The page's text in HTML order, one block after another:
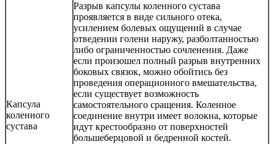
Капсула
коленного
сустава
Разрыв капсулы коленного сустава
проявляется в виде сильного отека,
усилением болевых ощущений в случае
отведении голени наружу, разболтанностью
либо ограниченностью сочленения. Даже
если произошел полный разрыв внутренних
боковых связок, можно обойтись без
проведения операционного вмешательства,
если существует возможность
самостоятельного сращения. Коленное
соединение внутри имеет волокна, которые
идут крестообразно от поверхностей
большеберцовой и бедренной костей.